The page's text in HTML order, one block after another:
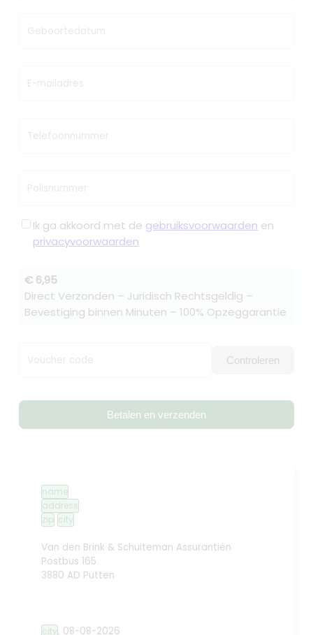
Geboortedatum
E-mailadres
Telefoonnummer
Polisnummer
Ik ga akkoord met de gebruiksvoorwaarden en
privacyvoorwaarden
€ 6,95
Direct Verzonden – Juridisch Rechtsgeldig –
Bevestiging binnen Minuten – 100% Opzeggarantie
Voucher code Controleren
Betalen en verzenden
name
address
zip city
Van den Brink & Schuiteman Assurantiën
Postbus 165
3880 AD Putten
city, 08-08-2026